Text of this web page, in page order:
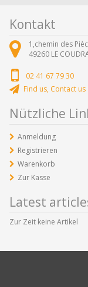
Kontakt
1,chemin des
49260 LE
02 41 67 79 30
Find us, Contact us
Nützliche
Anmeldung
Registrieren
Warenkorb
Zur Kasse
Latest
Zur Zeit keine Artikel